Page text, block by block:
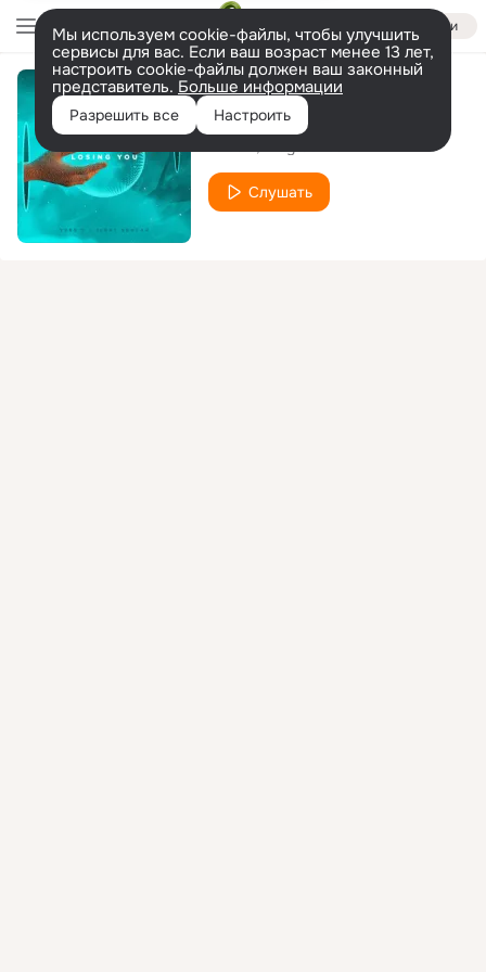
Войти
Мы используем cookie-файлы, чтобы улучшить
сервисы для вас. Если ваш возраст менее 13 лет,
настроить cookie-файлы должен ваш законный
представитель. Больше информации
Разрешить все Настроить
Losing You
Слушать